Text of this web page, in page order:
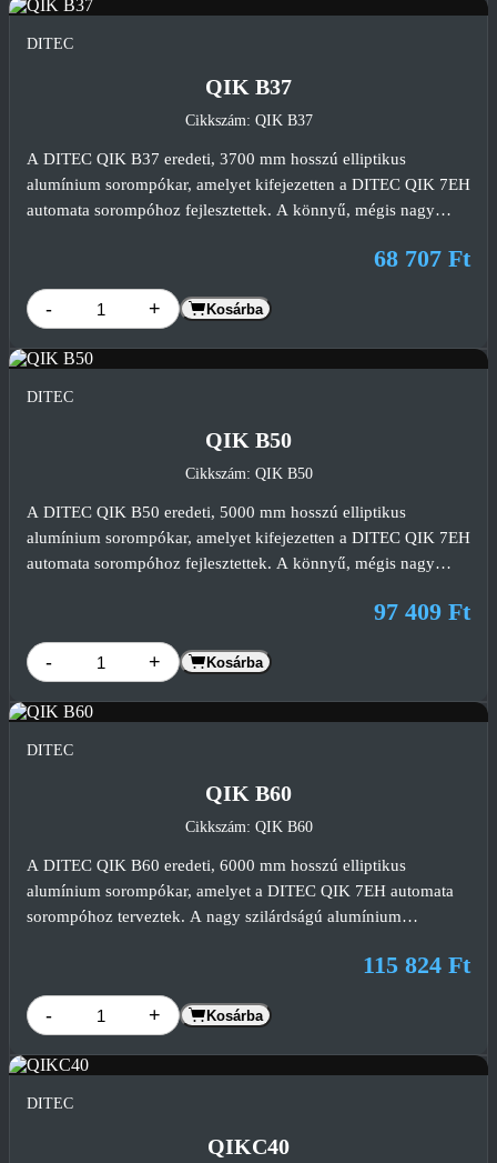
rendszerekben.
DITEC
QIK B37
Cikkszám: QIK B37
A DITEC QIK B37 eredeti, 3700 mm hosszú elliptikus
alumínium sorompókar, amelyet kifejezetten a DITEC QIK 7EH
automata sorompóhoz fejlesztettek. A könnyű, mégis nagy
gyári fényvisszaverő matrica biztonságos és jól látható
működést biztosít ipari, kereskedelmi és társasházi beléptető
rendszerekben.
68 707 Ft
- + Kosárba
DITEC
QIK B50
Cikkszám: QIK B50
A DITEC QIK B50 eredeti, 5000 mm hosszú elliptikus
alumínium sorompókar, amelyet kifejezetten a DITEC QIK 7EH
automata sorompóhoz fejlesztettek. A könnyű, mégis nagy
darab fényvisszaverő matrica kiváló láthatóságot és hosszú távú
üzembiztonságot biztosít ipari, kereskedelmi és lakossági
beléptető rendszerekben.
97 409 Ft
- + Kosárba
DITEC
QIK B60
Cikkszám: QIK B60
A DITEC QIK B60 eredeti, 6000 mm hosszú elliptikus
alumínium sorompókar, amelyet a DITEC QIK 7EH automata
sorompóhoz terveztek. A nagy szilárdságú alumínium
matrica kiváló láthatóságot, hosszú élettartamot és biztonságos
működést biztosít nagy forgalmú beléptető rendszerekben.
115 824 Ft
- + Kosárba
DITEC
QIKC40